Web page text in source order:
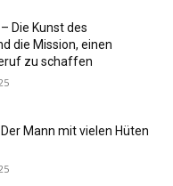
Die Kunst des
die Mission, einen
zu schaffen
Mann mit vielen Hüten